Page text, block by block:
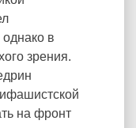
в
зрения.
на фронт